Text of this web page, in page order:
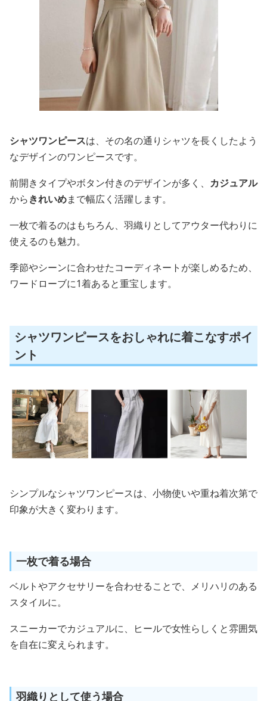
シャツワンピースは、その名の通りシャツを長くしたよう
なデザインのワンピースです。
前開きタイプやボタン付きのデザインが多く、 カジュアル
からきれいめまで幅広く活躍します。
一枚で着るのはもちろん、羽織りとしてアウター代わりに
使えるのも魅力。
季節やシーンに合わせたコーディネートが楽しめるため、
ワードローブに1着あると重宝します。
シャツワンピースをおしゃれに着こなすポイ
ント
シンプルなシャツワンピースは、小物使いや重ね着次第で
印象が大きく変わります。
一枚で着る場合
ベルトやアクセサリーを合わせることで、メリハリのある
スタイルに。
スニーカーでカジュアルに、ヒールで女性らしくと雰囲気
を自在に変えられます。
羽織りとして使う場合